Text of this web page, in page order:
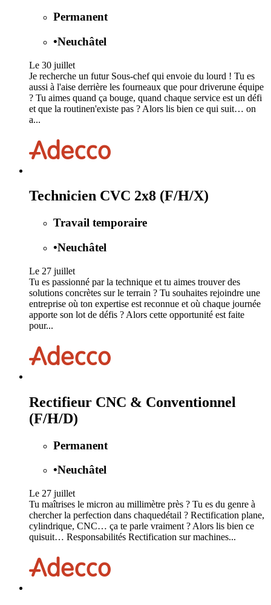
Permanent
•Neuchâtel
Le 30 juillet
Je recherche un futur Sous-chef qui envoie du lourd ! Tu es
aussi à l'aise derrière les fourneaux que pour driverune équipe
? Tu aimes quand ça bouge, quand chaque service est un défi
et que la routinen'existe pas ? Alors lis bien ce qui suit… on
a...
Technicien CVC 2x8 (F/H/X)
Travail temporaire
•Neuchâtel
Le 27 juillet
Tu es passionné par la technique et tu aimes trouver des
solutions concrètes sur le terrain ? Tu souhaites rejoindre une
entreprise où ton expertise est reconnue et où chaque journée
apporte son lot de défis ? Alors cette opportunité est faite
pour...
Rectifieur CNC & Conventionnel
(F/H/D)
Permanent
•Neuchâtel
Le 27 juillet
Tu maîtrises le micron au millimètre près ? Tu es du genre à
chercher la perfection dans chaquedétail ? Rectification plane,
cylindrique, CNC… ça te parle vraiment ? Alors lis bien ce
quisuit… Responsabilités Rectification sur machines...